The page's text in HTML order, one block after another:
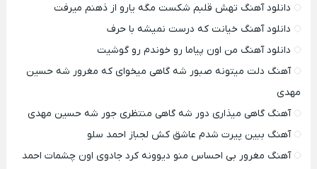
دانلود آهنگ تهش قلبم شکست مگه یارو از ذهنم میرفت
دانلود آهنگ خیانت که درست نمیشه با حرف
دانلود آهنگ من اون پیاما رو خوندم رو گوشیت
آهنگ دلت میتونه صبور شه گاهی میخوای که مغرور شه حسین
مهدی
آهنگ گاهی میذاری دور شه گاهی منتظری جور شه حسین مهدی
آهنگ ببین پیرت شدم عاشق کش لجباز احمد سلو
آهنگ مغرور بی احساس منو دیوونه کرد جادوی اون چشمات احمد